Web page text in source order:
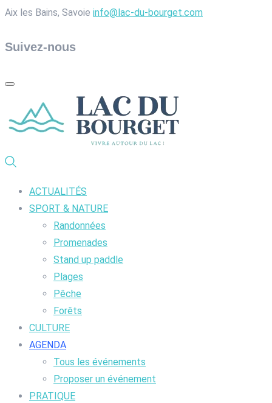
Aix les Bains, Savoie info@lac-du-bourget.com
Suivez-nous
ACTUALITÉS
SPORT & NATURE
Randonnées
Promenades
Stand up paddle
Plages
Pêche
Forêts
CULTURE
AGENDA
Tous les événements
Proposer un événement
PRATIQUE